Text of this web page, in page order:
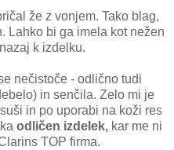
že z vonjem. Tako blag,
Lahko bi ga imela kot nežen
k izdelku.
nečistoče - odlično tudi
in senčila. Zelo mi je
in po uporabi na koži res
odličen izdelek, kar me ni
TOP firma.